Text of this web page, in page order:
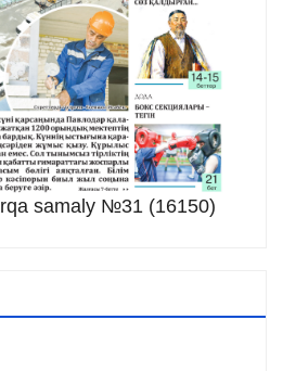
samaly №31 (16150)